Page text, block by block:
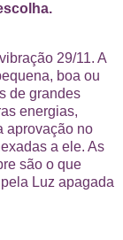
29/11. A
boa ou
de grandes
energias,
aprovação no
a ele. As
são o que
Luz apagada